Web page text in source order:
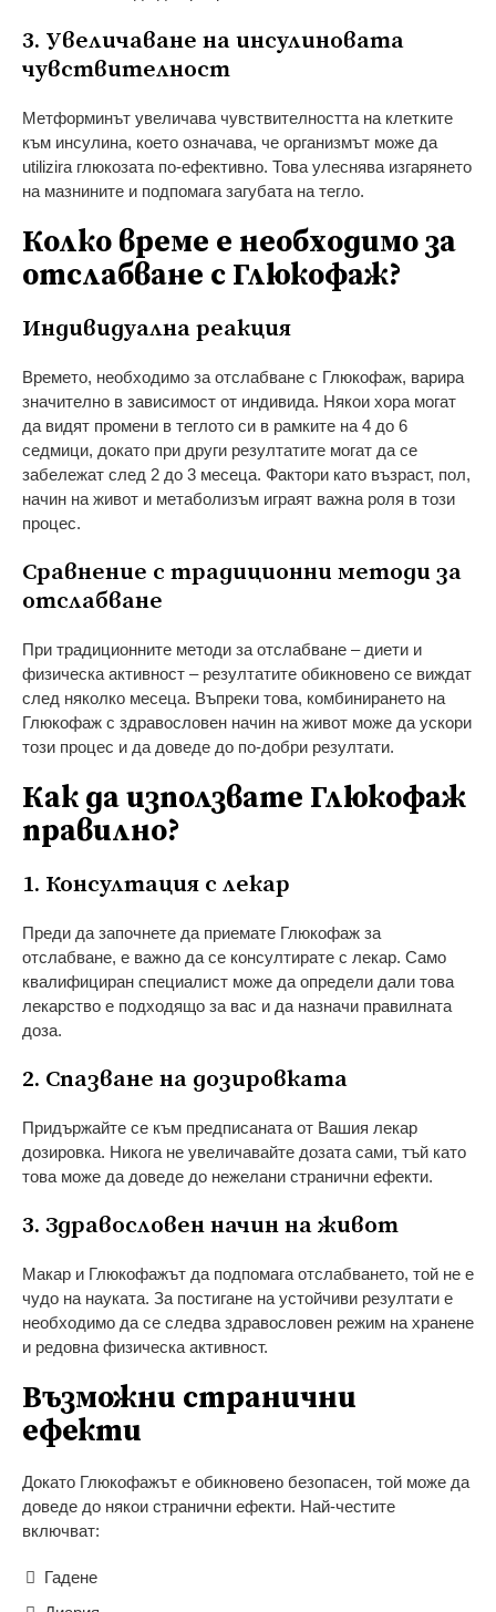
3. Увеличаване на инсулиновата
чувствителност
Метформинът увеличава чувствителността на клетките
към инсулина, което означава, че организмът може да
utilizira глюкозата по-ефективно. Това улеснява изгарянето
на мазнините и подпомага загубата на тегло.
Колко време е необходимо за
отслабване с Глюкофаж?
Индивидуална реакция
Времето, необходимо за отслабване с Глюкофаж, варира
значително в зависимост от индивида. Някои хора могат
да видят промени в теглото си в рамките на 4 до 6
седмици, докато при други резултатите могат да се
забележат след 2 до 3 месеца. Фактори като възраст, пол,
начин на живот и метаболизъм играят важна роля в този
процес.
Сравнение с традиционни методи за
отслабване
При традиционните методи за отслабване – диети и
физическа активност – резултатите обикновено се виждат
след няколко месеца. Въпреки това, комбинирането на
Глюкофаж с здравословен начин на живот може да ускори
този процес и да доведе до по-добри резултати.
Как да използвате Глюкофаж
правилно?
1. Консултация с лекар
Преди да започнете да приемате Глюкофаж за
отслабване, е важно да се консултирате с лекар. Само
квалифициран специалист може да определи дали това
лекарство е подходящо за вас и да назначи правилната
доза.
2. Спазване на дозировката
Придържайте се към предписаната от Вашия лекар
дозировка. Никога не увеличавайте дозата сами, тъй като
това може да доведе до нежелани странични ефекти.
3. Здравословен начин на живот
Макар и Глюкофажът да подпомага отслабването, той не е
чудо на науката. За постигане на устойчиви резултати е
необходимо да се следва здравословен режим на хранене
и редовна физическа активност.
Възможни странични
ефекти
Докато Глюкофажът е обикновено безопасен, той може да
доведе до някои странични ефекти. Най-честите
включват:
Гадене